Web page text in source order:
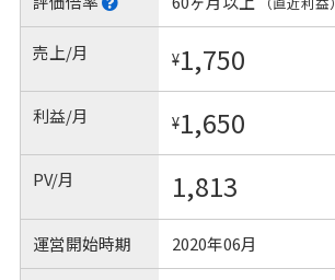
売上/月 ¥1,750
利益/月 ¥1,650
PV/月 1,813
運営開始時期 2020年06月